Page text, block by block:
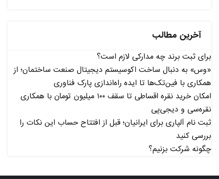
آخرین مطالب
برای ثبت برند چه مدارکی لازم است؟
«وس» به دنبال ساخت اکوسیستم دیجیتال صنعت ساختمان؛ از
همکاری با فین‌تک‌ها تا ایده راه‌اندازی پارک فناوری
امکان خرید نقره اقساطی تا سقف ۱۰۰ میلیون تومان با همکاری
نقره‌سی و دیجی‌پی
ثبت نام آلپاری برای ایرانیان؛ قبل از افتتاح حساب این نکات را
بررسی کنید
چگونه شرکت بزنیم؟